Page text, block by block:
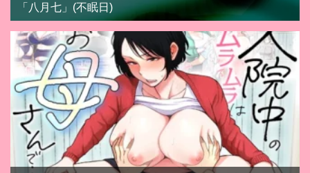
「八月七」(不眠日)